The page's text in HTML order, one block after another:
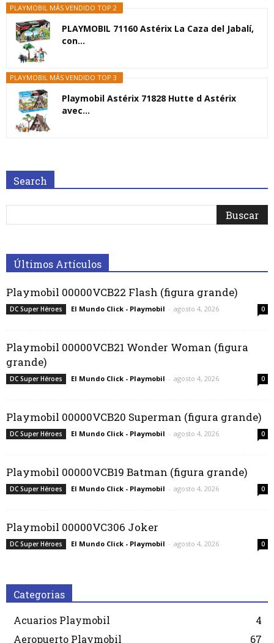
PLAYMOBIL MÁS VENDIDO TOP 2
PLAYMOBIL 71160 Astérix La Caza del Jabalí,
con...
PLAYMOBIL MÁS VENDIDO TOP 3
Playmobil Astérix 71828 Hutte d Astérix
avec...
Search
Últimos Artículos
Playmobil 00000VCB22 Flash (figura grande)
DC Super Héroes El Mundo Click - Playmobil - agosto 4, 2026 0
Playmobil 00000VCB21 Wonder Woman (figura
grande)
DC Super Héroes El Mundo Click - Playmobil - agosto 4, 2026 0
Playmobil 00000VCB20 Superman (figura grande)
DC Super Héroes El Mundo Click - Playmobil - agosto 4, 2026 0
Playmobil 00000VCB19 Batman (figura grande)
DC Super Héroes El Mundo Click - Playmobil - agosto 4, 2026 0
Playmobil 00000VC306 Joker
DC Super Héroes El Mundo Click - Playmobil - agosto 4, 2026 0
Categorias
Acuarios Playmobil
4
Aeropuerto Playmobil
67